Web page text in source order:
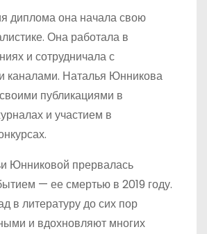
диплома она начала свою
Она работала в
и сотрудничала с
каналами. Наталья Юнникова
публикациями в
и участием в
Юнниковой прервалась
— ее смертью в 2019 году.
в литературу до сих пор
и вдохновляют многих